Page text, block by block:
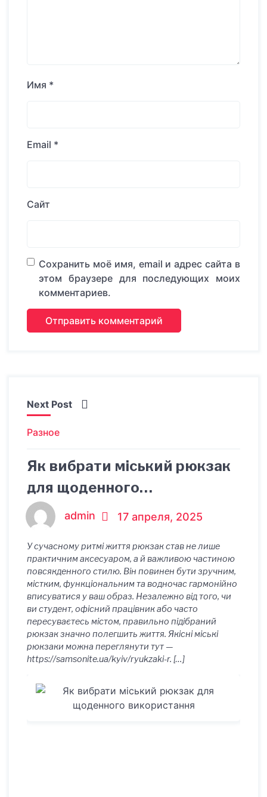
Имя *
Email *
Сайт
Сохранить моё имя, email и адрес сайта в
этом браузере для последующих моих
комментариев.
Next Post
Разное
Як вибрати міський рюкзак
для щоденного
використання
admin 17 апреля, 2025
У сучасному ритмі життя рюкзак став не лише
практичним аксесуаром, а й важливою частиною
повсякденного стилю. Він повинен бути зручним,
містким, функціональним та водночас гармонійно
вписуватися у ваш образ. Незалежно від того, чи
ви студент, офісний працівник або часто
пересуваєтесь містом, правильно підібраний
рюкзак значно полегшить життя. Якісні міські
рюкзаки можна переглянути тут —
https://samsonite.ua/kyiv/ryukzaki-r. […]